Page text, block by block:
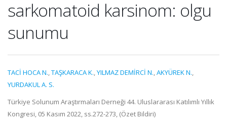
sarkomatoid karsinom: olgu
sunumu
TACİ HOCA N.,TAŞKARACA K.,YILMAZ DEMİRCİ N.,AKYÜREK N.,
YURDAKUL A. S.
Türkiye Solunum Araştırmaları Derneği 44. Uluslararası Katılımlı Yıllık
Kongresi, 05 Kasım 2022, ss.272-273, (Özet Bildiri)